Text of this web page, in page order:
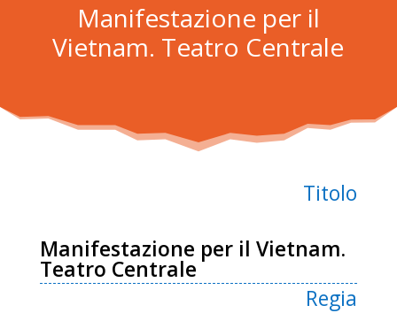
Manifestazione per il
Vietnam. Teatro Centrale
Titolo
Manifestazione per il Vietnam.
Teatro Centrale
Regia